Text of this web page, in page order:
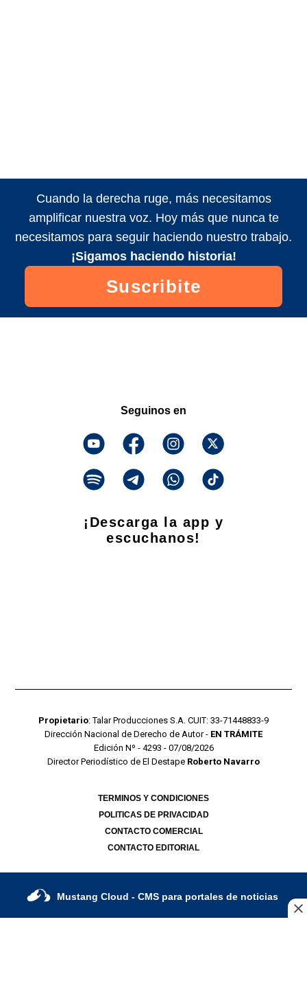
Cuando la derecha ruge, más necesitamos
amplificar nuestra voz. Hoy más que nunca te
necesitamos para seguir haciendo nuestro trabajo.
¡Sigamos haciendo historia!
Suscribite
Seguinos en
¡Descarga la app y
escuchanos!
Propietario: Talar Producciones S.A. CUIT: 33-71448833-9
Dirección Nacional de Derecho de Autor - EN TRÁMITE
Edición Nº - 4293 - 07/08/2026
Director Periodístico de El Destape Roberto Navarro
TERMINOS Y CONDICIONES
POLITICAS DE PRIVACIDAD
CONTACTO COMERCIAL
CONTACTO EDITORIAL
Mustang Cloud - CMS para portales de noticias